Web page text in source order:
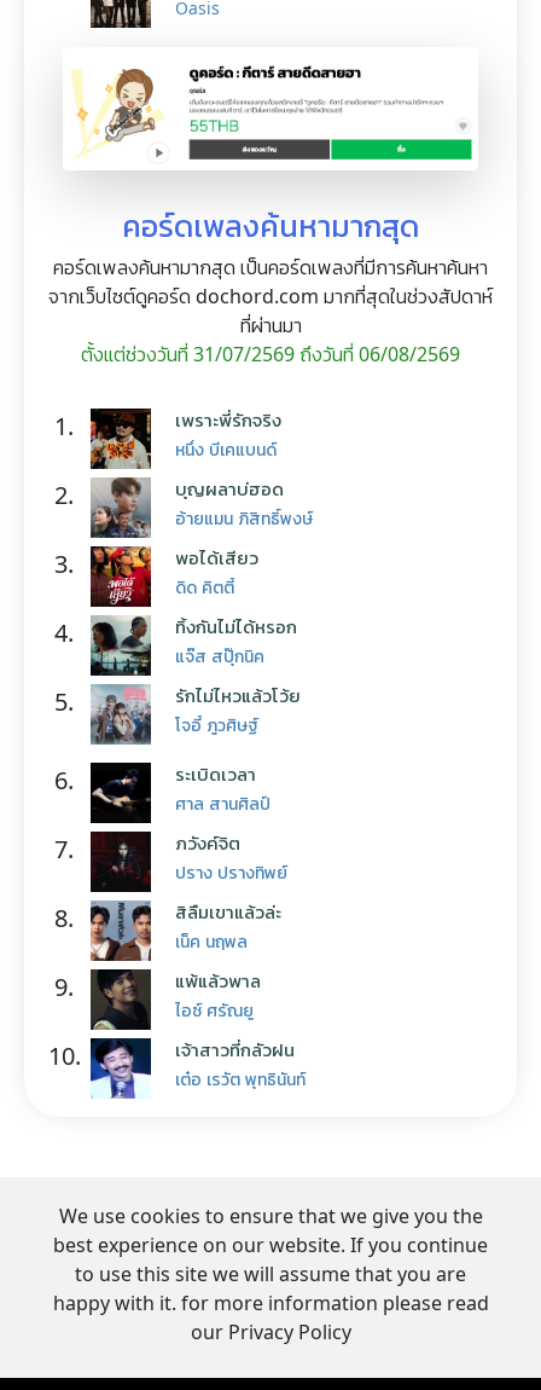
Oasis
คอร์ดเพลงค้นหามากสุด
คอร์ดเพลงค้นหามากสุด เป็นคอร์ดเพลงที่มีการค้นหาค้นหา
จากเว็บไซต์ดูคอร์ด dochord.com มากที่สุดในช่วงสัปดาห์
ที่ผ่านมา
ตั้งแต่ช่วงวันที่ 31/07/2569 ถึงวันที่ 06/08/2569
1. เพราะพี่รักจริง
หนึ่ง บีเคแบนด์
2. บุญผลาบ่ฮอด
อ้ายแมน ภิสิทธิ์พงษ์
3. พอได้เสียว
ดิด คิตตี้
4. ทิ้งกันไม่ได้หรอก
แจ๊ส สปุ๊กนิค
5. รักไม่ไหวแล้วโว้ย
โจอี้ ภูวศิษฐ์
6. ระเบิดเวลา
ศาล สานศิลป์
7. ภวังค์จิต
ปราง ปรางทิพย์
8. สิลืมเขาแล้วล่ะ
เน็ค นฤพล
9. แพ้แล้วพาล
ไอซ์ ศรัณยู
10. เจ้าสาวที่กลัวฝน
เต๋อ เรวัต พุทธินันท์
We use cookies to ensure that we give you the
best experience on our website. If you continue
to use this site we will assume that you are
happy with it. for more information please read
our Privacy Policy